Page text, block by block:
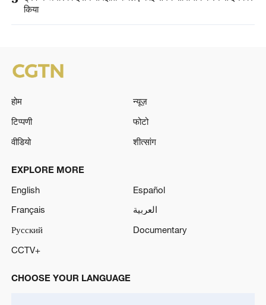
किया
होम
न्यूज़
टिप्पणी
फोटो
वीडियो
शीत्सांग
EXPLORE MORE
English
Español
Français
العربية
Русский
Documentary
CCTV+
CHOOSE YOUR LANGUAGE